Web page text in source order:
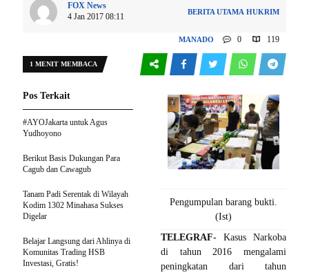
FOX News
4 Jan 2017 08:11
BERITA UTAMA HUKRIM
MANADO 0 119
1 MENIT MEMBACA
Pengumpulan barang bukti.
(Ist)
TELEGRAF- Kasus Narkoba
di tahun 2016 mengalami
peningkatan dari tahun
Pos Terkait
#AYOJakarta untuk Agus
Yudhoyono
Berikut Basis Dukungan Para
Cagub dan Cawagub
Tanam Padi Serentak di Wilayah
Kodim 1302 Minahasa Sukses
Digelar
Belajar Langsung dari Ahlinya di
Komunitas Trading HSB
Investasi, Gratis!